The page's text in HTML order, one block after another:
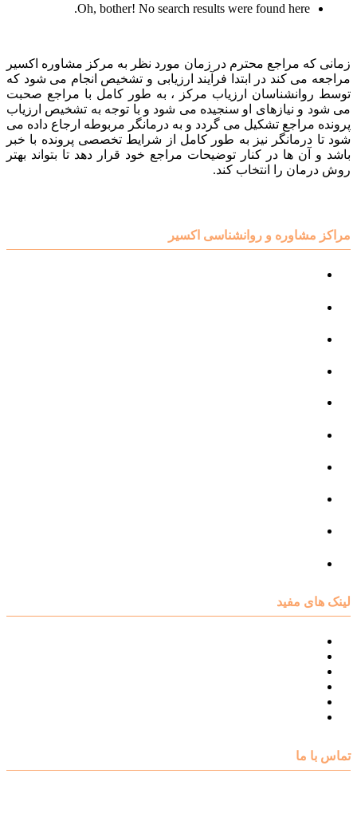
Oh, bother! No search results were found here.
زمانی که مراجع محترم در زمان مورد نظر به مرکز مشاوره اکسیر
مراجعه می کند در ابتدا فرآیند ارزیابی و تشخیص انجام می شود که
توسط روانشناسان ارزیاب مرکز ، به طور کامل با مراجع صحبت
می شود و نیازهای او سنجیده می شود و با توجه به تشخیص ارزیاب
پرونده مراجع تشکیل می گردد و به درمانگر مربوطه ارجاع داده می
شود تا درمانگر نیز به طور کامل از شرایط تخصصی پرونده با خبر
باشد و آن ها در کنار توضیحات مراجع خود قرار دهد تا بتواند بهتر
روش درمان را انتخاب کند.
مراکز مشاوره و روانشناسی اکسیر
لینک های مفید
تماس با ما